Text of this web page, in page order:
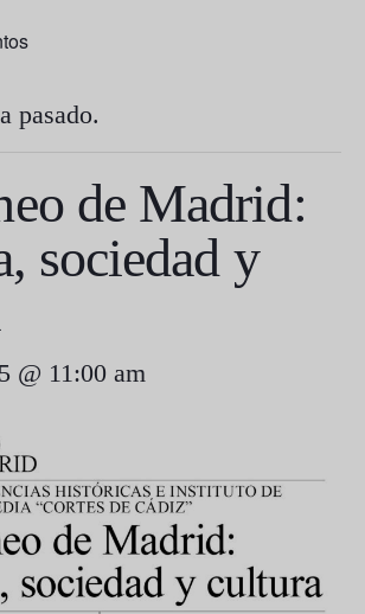
pasado.
de Madrid:
sociedad y
@ 11:00 am